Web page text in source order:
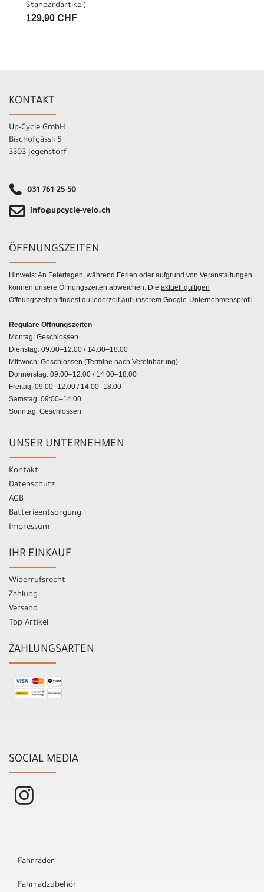
Standardartikel)
129,90 CHF
KONTAKT
Up-Cycle GmbH
Bischofgässli 5
3303 Jegenstorf
031 761 25 50
info@upcycle-velo.ch
ÖFFNUNGSZEITEN
Hinweis: An Feiertagen, während Ferien oder aufgrund von Veranstaltungen
können unsere Öffnungszeiten abweichen. Die aktuell gültigen
Öffnungszeiten findest du jederzeit auf unserem Google-Unternehmensprofil.
Reguläre Öffnungszeiten
Montag: Geschlossen
Dienstag: 09:00–12:00 / 14:00–18:00
Mittwoch: Geschlossen (Termine nach Vereinbarung)
Donnerstag: 09:00–12:00 / 14:00–18:00
Freitag: 09:00–12:00 / 14:00–18:00
Samstag: 09:00–14:00
Sonntag: Geschlossen
UNSER UNTERNEHMEN
Kontakt
Datenschutz
AGB
Batterieentsorgung
Impressum
IHR EINKAUF
Widerrufsrecht
Zahlung
Versand
Top Artikel
ZAHLUNGSARTEN
SOCIAL MEDIA
Fahrräder
Fahrradzubehör